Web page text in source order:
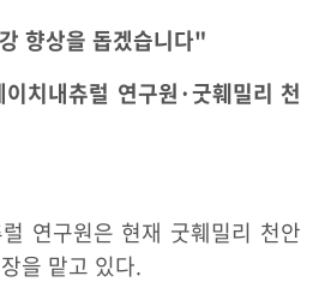
향상을 돕겠습니다"
치내츄럴 연구원·굿훼밀리 천
연구원은 현재 굿훼밀리 천안
을 맡고 있다.